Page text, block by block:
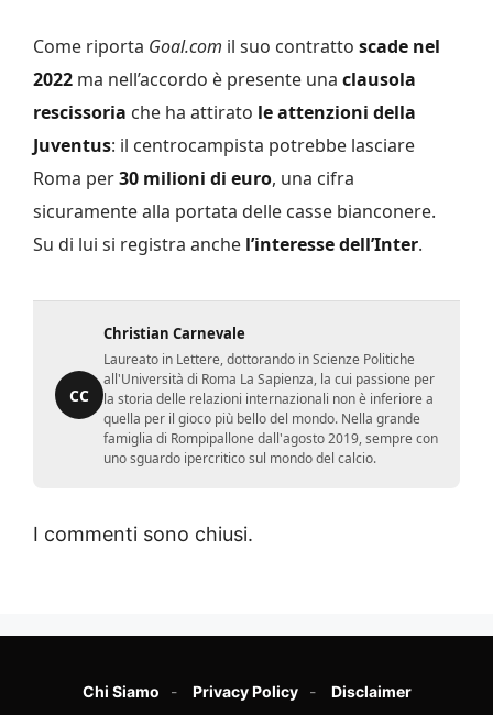
Come riporta Goal.com il suo contratto scade nel
2022 ma nell’accordo è presente una clausola
rescissoria che ha attirato le attenzioni della
Juventus: il centrocampista potrebbe lasciare
Roma per30 milioni di euro, una cifra
sicuramente alla portata delle casse bianconere.
Su di lui si registra anche l’interesse dell’Inter.
CC
Christian Carnevale
Laureato in Lettere, dottorando in Scienze Politiche
all'Università di Roma La Sapienza, la cui passione per
la storia delle relazioni internazionali non è inferiore a
quella per il gioco più bello del mondo. Nella grande
famiglia di Rompipallone dall'agosto 2019, sempre con
uno sguardo ipercritico sul mondo del calcio.
I commenti sono chiusi.
Chi Siamo Privacy Policy Disclaimer